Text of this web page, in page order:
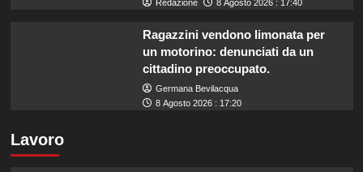
Redazione 8 Agosto 2026 : 17:40
Ragazzini vendono limonata per
un motorino: denunciati da un
cittadino preoccupato.
Germana Bevilacqua
8 Agosto 2026 : 17:20
Lavoro